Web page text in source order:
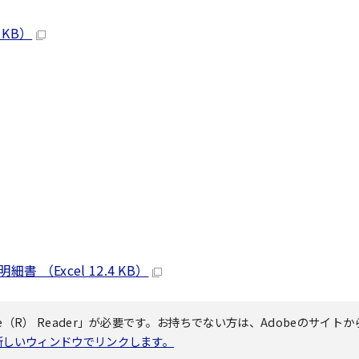
）
書 （Excel 12.4 KB）
R） Reader」が必要です。お持ちでない方は、Adobeのサイトか
いウィンドウでリンクします。